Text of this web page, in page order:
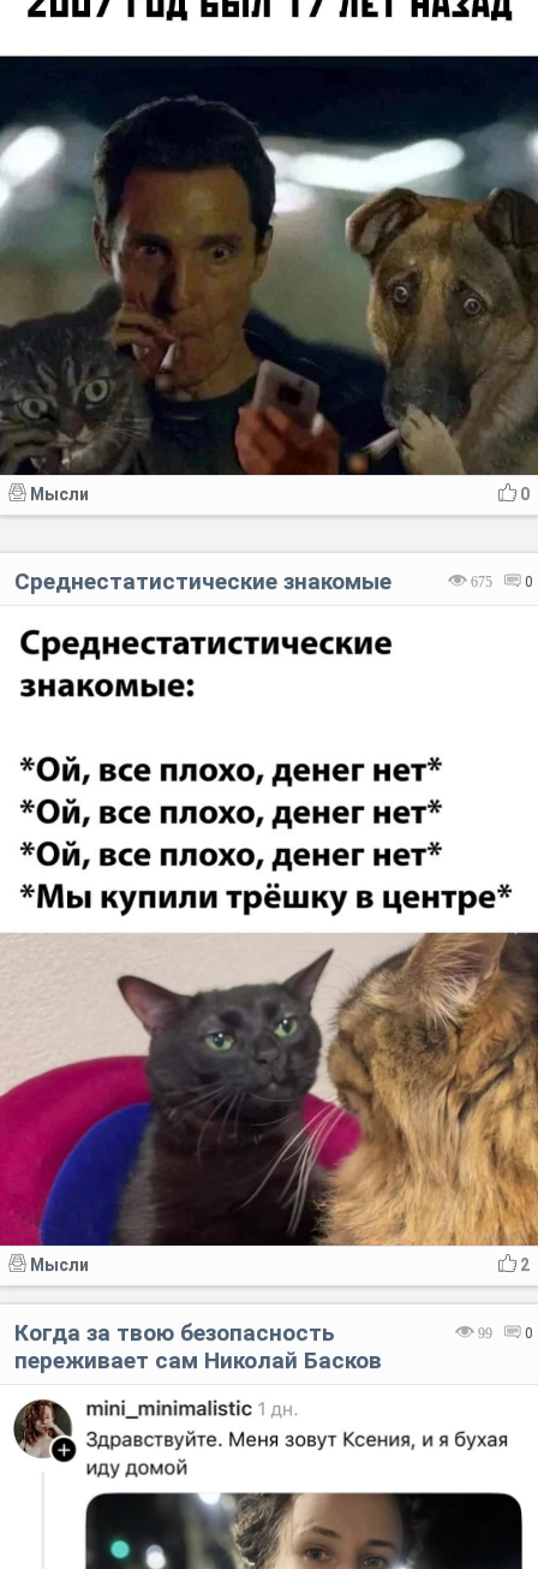
0
Мысли
675 0
Среднестатистические знакомые
2
Мысли
99 0
Когда за твою безопасность
переживает сам Николай Басков